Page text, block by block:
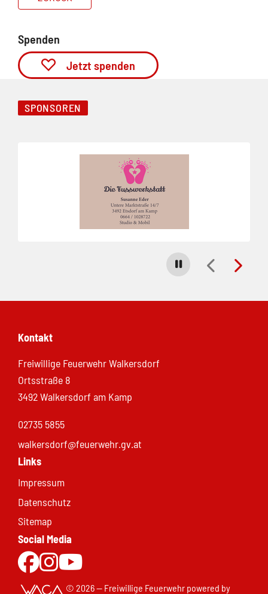
Spenden
Jetzt spenden
SPONSOREN
Carousel stoppen
Kontakt
Freiwillige Feuerwehr Walkersdorf
Ortsstraße 8
3492 Walkersdorf am Kamp
02735 5855
walkersdorf@feuerwehr.gv.at
Links
Impressum
Datenschutz
Sitemap
Social Media
Zur Facebookseite
Zu Instgram
© 2026 — Freiwillige Feuerwehr powered by